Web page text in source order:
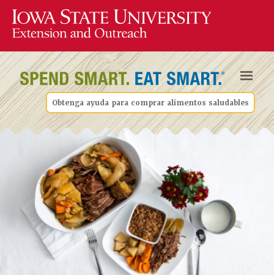
Obtenga ayuda para comprar alimentos saludables